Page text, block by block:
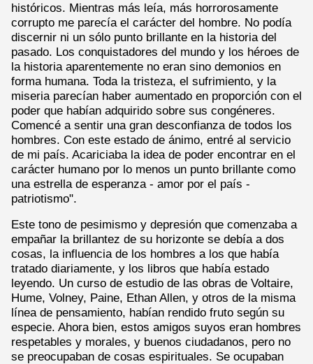
históricos. Mientras más leía, más horrorosamente
corrupto me parecía el carácter del hombre. No podía
discernir ni un sólo punto brillante en la historia del
pasado. Los conquistadores del mundo y los héroes de
la historia aparentemente no eran sino demonios en
forma humana. Toda la tristeza, el sufrimiento, y la
miseria parecían haber aumentado en proporción con el
poder que habían adquirido sobre sus congéneres.
Comencé a sentir una gran desconfianza de todos los
hombres. Con este estado de ánimo, entré al servicio
de mi país. Acariciaba la idea de poder encontrar en el
carácter humano por lo menos un punto brillante como
una estrella de esperanza - amor por el país -
patriotismo".
Este tono de pesimismo y depresión que comenzaba a
empañar la brillantez de su horizonte se debía a dos
cosas, la influencia de los hombres a los que había
tratado diariamente, y los libros que había estado
leyendo. Un curso de estudio de las obras de Voltaire,
Hume, Volney, Paine, Ethan Allen, y otros de la misma
línea de pensamiento, habían rendido fruto según su
especie. Ahora bien, estos amigos suyos eran hombres
respetables y morales, y buenos ciudadanos, pero no
se preocupaban de cosas espirituales. Se ocupaban